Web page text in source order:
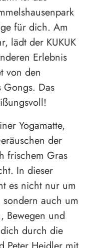
für dich. Am
lädt der KUKUK
Erlebnis
von den
Gongs. Das
Yogamatte,
der
frischem Gras
In dieser
es nicht nur um
sondern auch um
Bewegen und
durch die